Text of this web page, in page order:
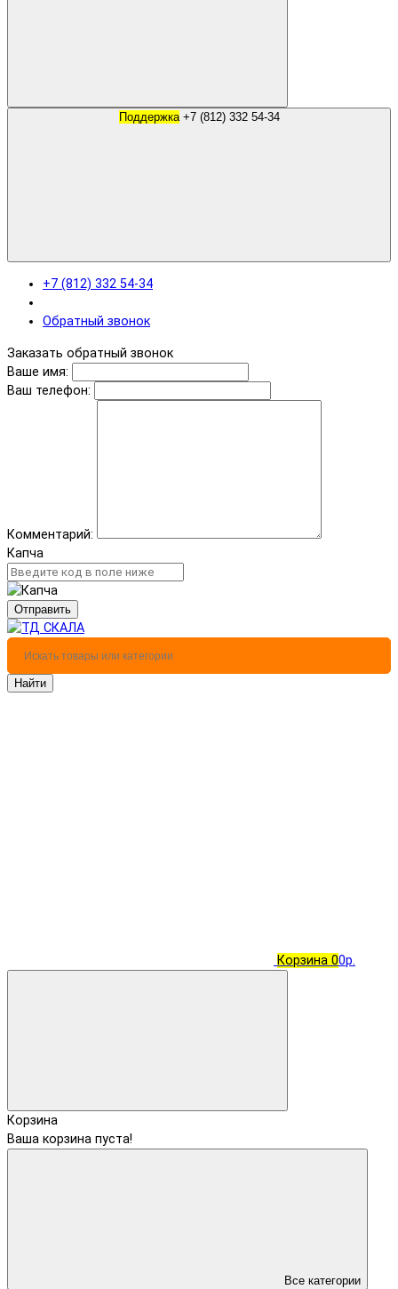
Поддержка +7 (812) 332 54-34
+7 (812) 332 54-34
Обратный звонок
Заказать обратный звонок
Ваше имя:
Ваш телефон:
Комментарий:
Капча
Отправить
Найти
Корзина 00р.
Корзина
Ваша корзина пуста!
Все категории